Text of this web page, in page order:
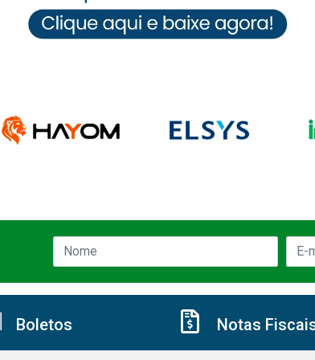
Boletos Notas